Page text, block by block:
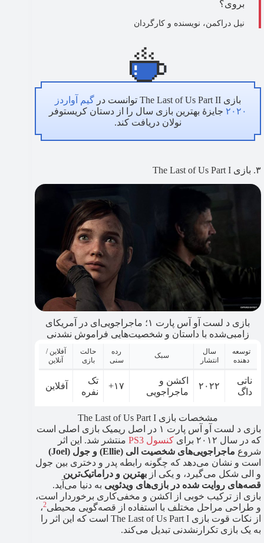
بروی؟
نیل دراکمن، نویسنده و کارگردان
بازی The Last of Us Part II توانست در
گیم آواردز
۲۰۲۰ جایزهٔ بهترین بازی سال را از دستان کریستوفر
نولان دریافت کند.
۳. بازی The Last of Us Part I
بازی د لست آو آس پارت ۱؛ ماجراجویی‌ای در آمریکای
زامبی‌شده با داستان و شخصیت‌هایی فراموش نشدنی
توسعه
دهنده
سال
انتشار
سبک
رده
سنی
حالت
بازی
آفلاین /
آنلاین
ناتی
داگ
۲۰۲۲
اکشن و
ماجراجویی
۱۷+
تک
نفره
آفلاین
مشخصات بازی The Last of Us Part I
بازی د لست آو آس پارت ۱ در اصل ریمیک بازی اصلی است
که در سال ۲۰۱۲ برای
کنسول PS3
منتشر شد. این اثر
شروع ماجراجویی‌های شخصیت الی (Ellie) و جول (Joel)
است و نشان می‌دهد که چگونه رابطه پدر و دختری بین جول
و الی شکل می‌گیرد، و یکی از بهترین و دراماتیک‌ترین
قصه‌های روایت شده در بازی‌های ویدئویی به دنیا می‌آید.
بازی از ترکیب خوبی از اکشن و مخفی‌کاری برخوردار است،
و طراحی مراحل مختلف با استفاده از قصه‌گویی محیطی2،
از نکات قوت بازی The Last of Us Part I است که این اثر را
به یک بازی تکرار‌نشدنی تبدیل می‌کند.